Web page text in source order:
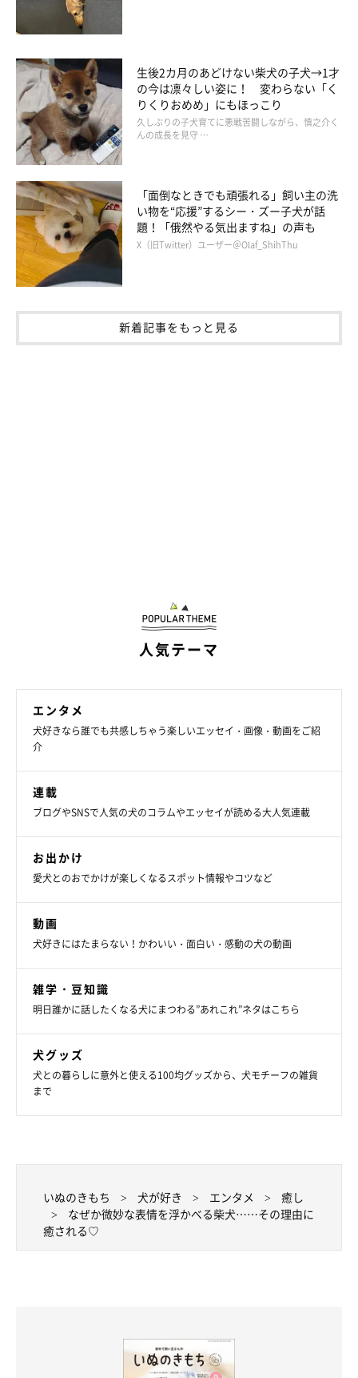
生後2カ月のあどけない柴犬の子犬→1才
の今は凛々しい姿に！ 変わらない「く
りくりおめめ」にもほっこり
久しぶりの子犬育てに悪戦苦闘しながら、慎之介く
んの成長を見守 …
「面倒なときでも頑張れる」飼い主の洗
い物を“応援”するシー・ズー子犬が話
題！「俄然やる気出ますね」の声も
X（旧Twitter）ユーザー＠Olaf_ShihThu
新着記事をもっと見る
人気テーマ
エンタメ
犬好きなら誰でも共感しちゃう楽しいエッセイ・画像・動画をご紹
介
連載
ブログやSNSで人気の犬のコラムやエッセイが読める大人気連載
お出かけ
愛犬とのおでかけが楽しくなるスポット情報やコツなど
動画
犬好きにはたまらない！かわいい・面白い・感動の犬の動画
雑学・豆知識
明日誰かに話したくなる犬にまつわる”あれこれ”ネタはこちら
犬グッズ
犬との暮らしに意外と使える100均グッズから、犬モチーフの雑貨
まで
いぬのきもち 犬が好き エンタメ
癒し
なぜか微妙な表情を浮かべる柴犬……その理由に
癒される♡